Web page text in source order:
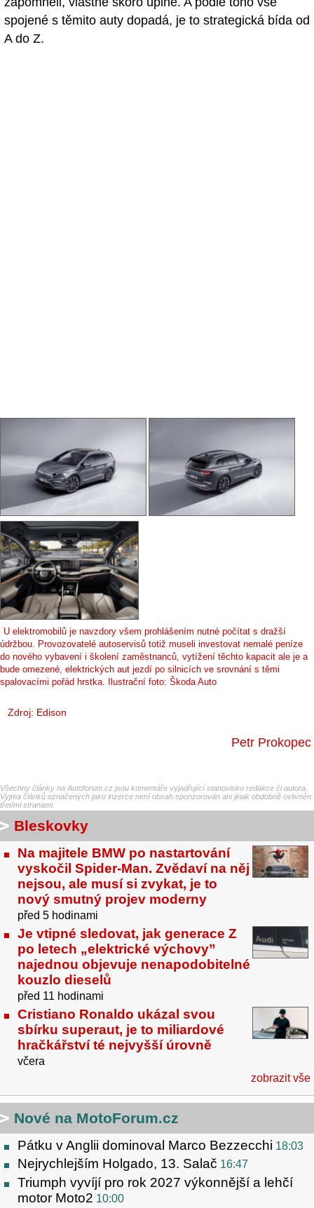
spojené s těmito auty dopadá, je to strategická bída od
A do Z.
U elektromobilů je navzdory všem prohlášením nutné počítat s dražší
údržbou. Provozovatelé autoservisů totiž museli investovat nemalé peníze
do nového vybavení i školení zaměstnanců, vytížení těchto kapacit ale je a
bude omezené, elektrických aut jezdí po silnicích ve srovnání s těmi
spalovacími pořád hrstka. Ilustrační foto: Škoda Auto
Zdroj: Edison
Petr Prokopec
Všechny články na Autoforum.cz jsou komentáře vyjadřující stanovisko redakce či autora.
Vyjma článků označených jako inzerce není obsah sponzorován ani jinak obdobně ovlivněn
třetími stranami.
Bleskovky
Na majitele BMW po nastartování
vyskočil Spider-Man. Zvědaví na něj
nejsou, ale musí si zvykat, je to
nový smutný projev moderny
před 5 hodinami
Je vtipné sledovat, jak generace Z
po letech „elektrické výchovy”
najednou objevuje nenapodobitelné
kouzlo dieselů
před 11 hodinami
Cristiano Ronaldo ukázal svou
sbírku superaut, je to miliardové
hračkářství té nejvyšší úrovně
včera
zobrazit vše
Nové na MotoForum.cz
Pátku v Anglii dominoval Marco Bezzecchi 18:03
Nejrychlejším Holgado, 13. Salač 16:47
Triumph vyvíjí pro rok 2027 výkonnější a lehčí
motor Moto2 10:00